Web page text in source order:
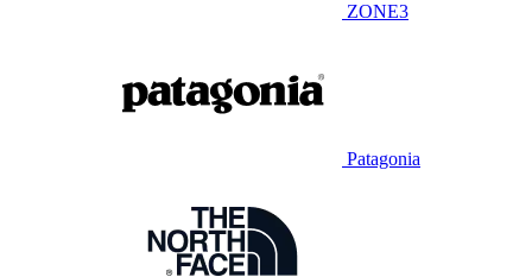
ZONE3
Patagonia